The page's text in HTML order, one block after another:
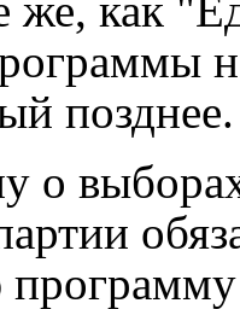
же, как
позднее.
о